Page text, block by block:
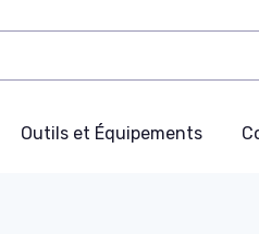
Outils et Équipements